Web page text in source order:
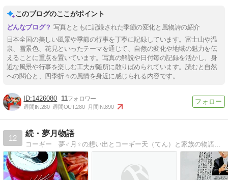
このブログのここがポイント
写真とともに記録された季節の変化と風物詩の紹介
日本全国の美しい風景や季節の行事を丁寧に記録しています。富士山や温
泉、雪景色、花見といったテーマを通じて、自然の変化や地域の魅力を伝
えることに重点を置いています。写真の解説や日付毎の記録を活かし、身
近な風景や行事を楽しむ工夫が随所に散りばめられています。読むと自然
への関心と、四季折々の風情を身近に感じられる内容です。
1426080 11
週間IN:280 週間OUT:280 月間IN:890
12
続・夢月物語
コーギー 夢♂月♀の想い出とコーギー天（てん）と家族の物語。実家の父母闘病介護の記録。